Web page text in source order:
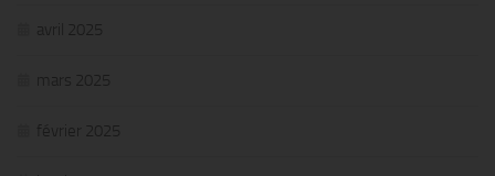
avril 2025
mars 2025
février 2025